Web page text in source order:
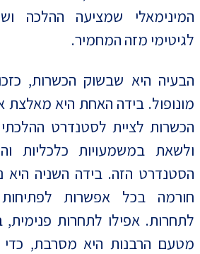
המינימאלי שמציעה ההלכה
לגיטימי מזה המחמיר.
הבעיה היא שבשוק הכשרות,
מונופול. בידה האחת היא מאלצת
הכשרות לציית לסטנדרט
ולשאת במשמעויות כלכליות
הסטנדרט הזה. בידה השניה
חורמה בכל אפשרות
לתחרות. אפילו לתחרות פנימית,
מטעם הרבנות היא מסרבת,